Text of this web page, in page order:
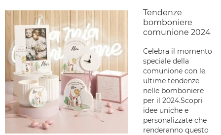
Tendenze
bomboniere
comunione 2024
Celebra il momento
speciale della
comunione con le
ultime tendenze
nelle bomboniere
per il 2024.Scopri
idee uniche e
personalizzate che
renderanno questo